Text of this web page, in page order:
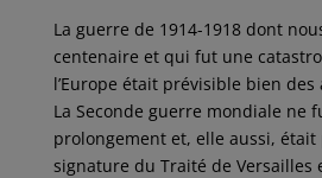
La guerre de 1914-1918 dont
centenaire et qui fut une
l’Europe était prévisible bien
La Seconde guerre mondiale ne
prolongement et, elle aussi,
signature du Traité de Versailles